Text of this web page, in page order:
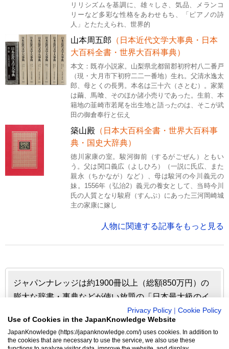
リリシズムを基調に、雄々しさ、気品、メランコ
リーなど多彩な性格をあわせもち、「ピアノの詩
人」とたたえられ、世界的
山本周五郎 （日本近代文学大事典・日本
大百科全書・世界大百科事典）
本文：既存小説家。山梨県北都留郡初狩村八二番戸
（現・大月市下初狩二二一番地）生れ。父清水逸太
郎、母とくの長男。本名は三十六（さとむ）。家業
は繭、馬喰、そのほか諸小売りであった。生前、本
籍地の韮崎市若尾を出生地と語ったのは、そこが武
田の御倉奉行と伝え
築山殿 （日本大百科全書・世界大百科事
典・国史大辞典）
徳川家康の室。駿河御前（するがごぜん）ともい
う。父は関口義広（よしひろ）（一説に氏広、また
親永（ちかなが）など）、母は駿河の今川義元の
妹。1556年（弘治2）義元の養女として、当時今川
氏の人質となり駿府（すんぷ）にあった三河岡崎城
主の家康に嫁し
人物に関連する記事をもっと見る
ジャパンナレッジは約1900冊以上（総額850万円）の
膨大な辞書・事典などが使い放題の「日本最大級のイ
ンターネット辞書・事典・叢書サイト」です。日本国
内のみならず、海外の有名大学から図書館まで、多く
の機関で利用されています。
Privacy Policy
Cookie Policy
Use of Cookies in the JapanKnowledge Website
JapanKnowledge (https://japanknowledge.com/) uses cookies. In addition to
the cookies that are necessary to use the service, we also use these